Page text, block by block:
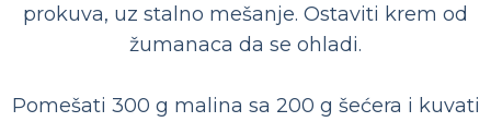
prokuva, uz stalno mešanje. Ostaviti krem od
žumanaca da se ohladi.
Pomešati 300 g malina sa 200 g šećera i kuvati